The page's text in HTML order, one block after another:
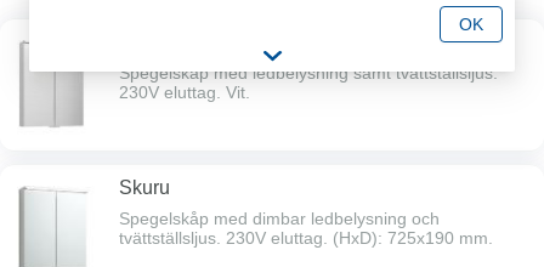
Spegelskåp med ledbelysning samt tvättställsljus.
230V eluttag. Vit.
Skuru
Spegelskåp med dimbar ledbelysning och
tvättställsljus. 230V eluttag. (HxD): 725x190 mm.
OK